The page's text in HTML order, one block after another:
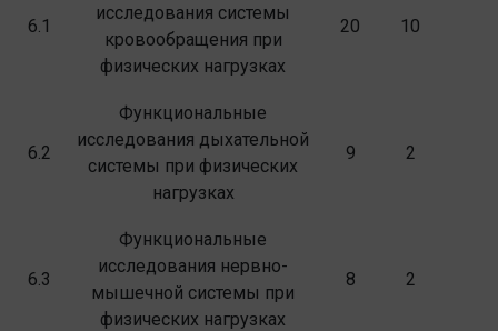
6.1
исследования системы
кровообращения при
физических нагрузках
20 10
6.2
Функциональные
исследования дыхательной
системы при физических
нагрузках
9 2
6.3
Функциональные
исследования нервно-
мышечной системы при
физических нагрузках
8 2